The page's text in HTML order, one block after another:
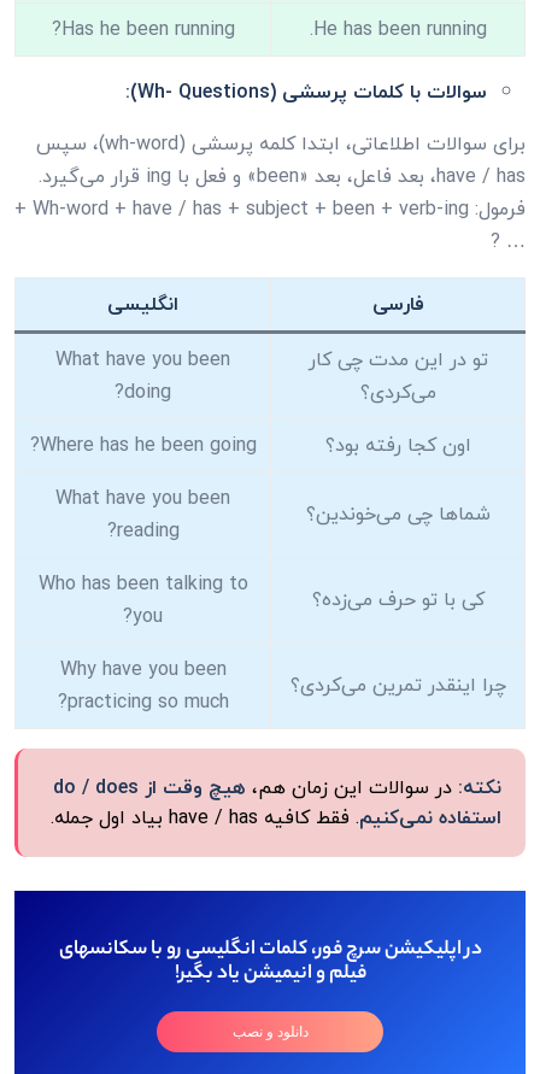
He has been running.
Has he been running?
سوالات با کلمات پرسشی (Wh- Questions):
برای سوالات اطلاعاتی، ابتدا کلمه پرسشی (wh-word)، سپس
have / has، بعد فاعل، بعد «been» و فعل با ing قرار می‌گیرد.
فرمول: Wh-word + have / has + subject + been + verb-ing +
… ?
فارسی
انگلیسی
تو در این مدت چی کار
می‌کردی؟
What have you been
doing?
اون کجا رفته بود؟
Where has he been going?
شماها چی می‌خوندین؟
What have you been
reading?
کی با تو حرف می‌زده؟
Who has been talking to
you?
چرا اینقدر تمرین می‌کردی؟
Why have you been
practicing so much?
نکته: در سوالات این زمان هم،
هیچ وقت از do / does
استفاده نمی‌کنیم. فقط کافیه have / has بیاد اول جمله.
در اپلیکیشن سرچ فور، کلمات انگلیسی رو با سکانسهای
فیلم و انیمیشن یاد بگیر!
دانلود و نصب